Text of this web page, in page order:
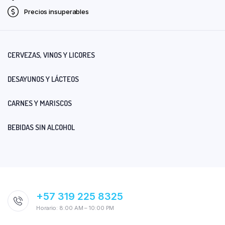
Precios insuperables
CERVEZAS, VINOS Y LICORES
DESAYUNOS Y LÁCTEOS
CARNES Y MARISCOS
BEBIDAS SIN ALCOHOL
+57 319 225 8325
Horario: 8:00 AM – 10:00 PM